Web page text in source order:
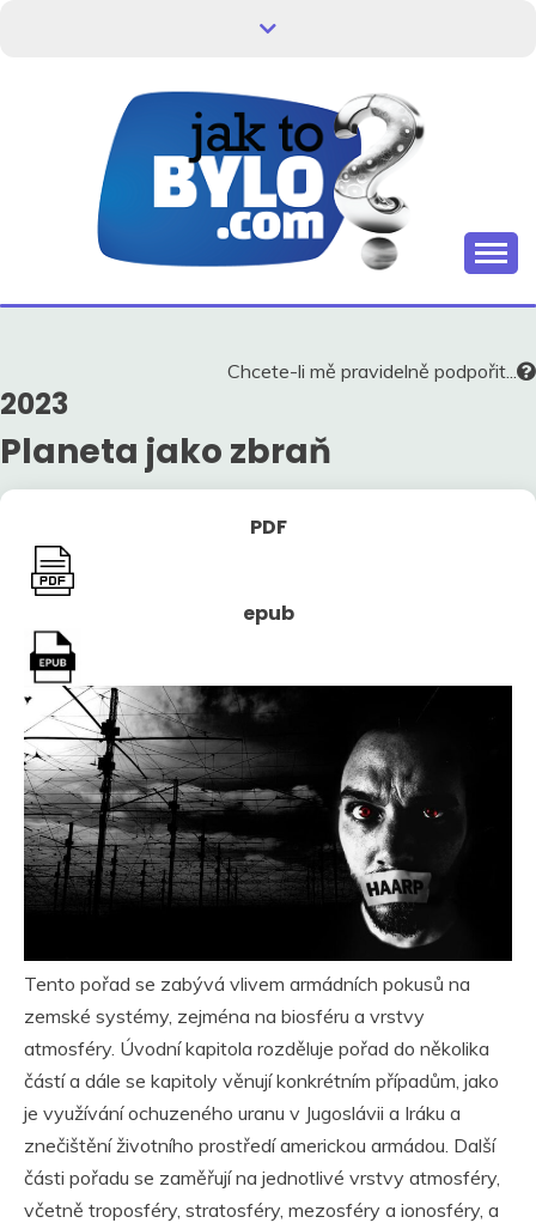
HISTORIE V
SOUVISLOSTECH
Chcete-li mě pravidelně podpořit...
2023
Planeta jako zbraň
PDF
epub
Tento pořad se zabývá vlivem armádních pokusů na
zemské systémy, zejména na biosféru a vrstvy
atmosféry. Úvodní kapitola rozděluje pořad do několika
částí a dále se kapitoly věnují konkrétním případům, jako
je využívání ochuzeného uranu v Jugoslávii a Iráku a
znečištění životního prostředí americkou armádou. Další
části pořadu se zaměřují na jednotlivé vrstvy atmosféry,
včetně troposféry, stratosféry, mezosféry a ionosféry, a